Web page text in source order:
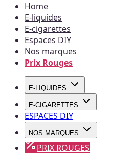
Home
E-liquides
E-cigarettes
Espaces DIY
Nos marques
Prix Rouges
E-LIQUIDES
E-CIGARETTES
ESPACES DIY
NOS MARQUES
PRIX ROUGES